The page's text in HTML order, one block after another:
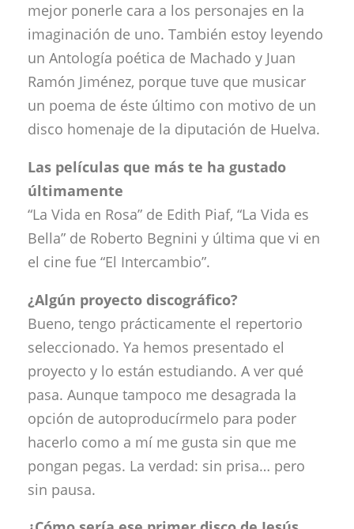
mejor ponerle cara a los personajes en la
imaginación de uno. También estoy leyendo
un Antología poética de Machado y Juan
Ramón Jiménez, porque tuve que musicar
un poema de éste último con motivo de un
disco homenaje de la diputación de Huelva.
Las películas que más te ha gustado
últimamente
“La Vida en Rosa” de Edith Piaf, “La Vida es
Bella” de Roberto Begnini y última que vi en
el cine fue “El Intercambio”.
¿Algún proyecto discográfico?
Bueno, tengo prácticamente el repertorio
seleccionado. Ya hemos presentado el
proyecto y lo están estudiando. A ver qué
pasa. Aunque tampoco me desagrada la
opción de autoproducírmelo para poder
hacerlo como a mí me gusta sin que me
pongan pegas. La verdad: sin prisa… pero
sin pausa.